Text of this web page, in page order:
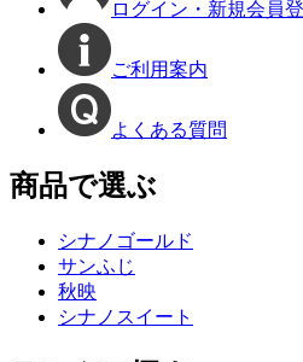
ログイン・新規会員
ご利用案内
よくある質問
商品で選ぶ
シナノゴールド
サンふじ
秋映
シナノスイート